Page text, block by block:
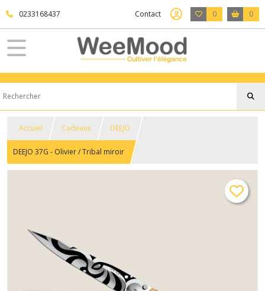
0233168437 Contact 0 0
Accueil Cadeaux DEEJO
DEEJO 37G - Olivier / Tribal miroir